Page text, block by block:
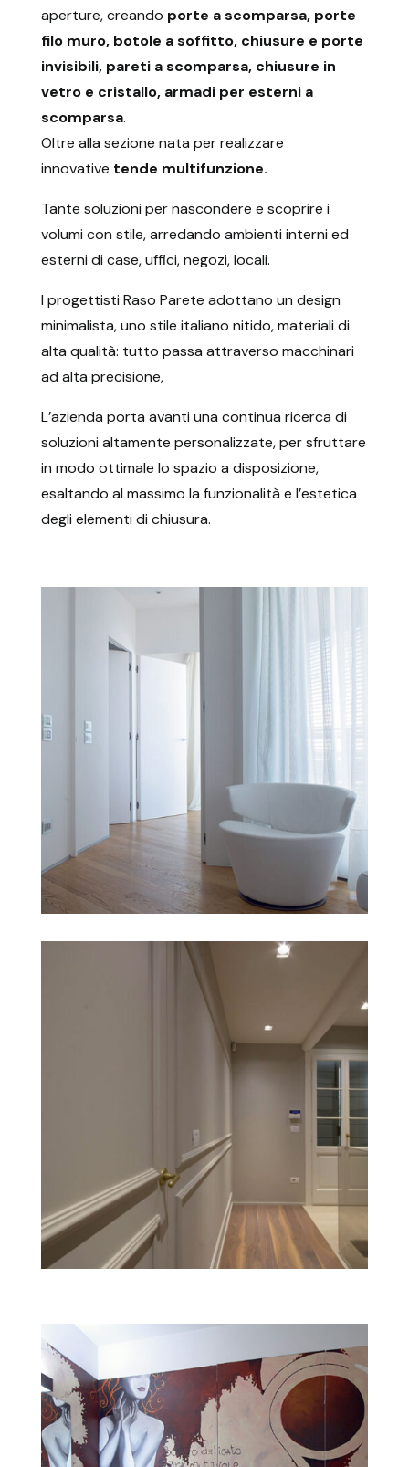
aperture, creando porte a scomparsa, porte
filo muro, botole a soffitto, chiusure e porte
invisibili, pareti a scomparsa, chiusure in
vetro e cristallo, armadi per esterni a
scomparsa.
Oltre alla sezione nata per realizzare
innovative tende multifunzione.
Tante soluzioni per nascondere e scoprire i
volumi con stile, arredando ambienti interni ed
esterni di case, uffici, negozi, locali.
I progettisti Raso Parete adottano un design
minimalista, uno stile italiano nitido, materiali di
alta qualità: tutto passa attraverso macchinari
ad alta precisione,
L’azienda porta avanti una continua ricerca di
soluzioni altamente personalizzate, per sfruttare
in modo ottimale lo spazio a disposizione,
esaltando al massimo la funzionalità e l’estetica
degli elementi di chiusura.